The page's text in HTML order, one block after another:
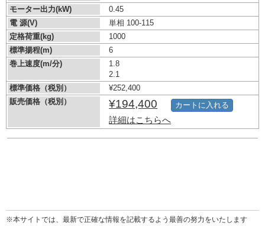
モーター出力(kW)
0.45
電 源(V)
単相 100-115
定格荷重(kg)
1000
標準揚程(m)
6
巻上速度(m/分)
1.8
2.1
標準価格（税別）
¥252,400
販売価格（税別）
¥194,400
詳細はこちらへ
カートに入れる
※本サイトでは、最新で正確な情報を記載するよう最善の努力をいたします